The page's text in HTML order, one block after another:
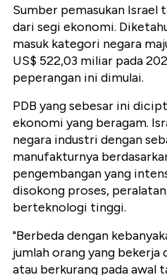
Sumber pemasukan Israel
dari segi ekonomi.
masuk kategori negara
US$ 522,03 miliar pada
peperangan ini dimulai.
PDB yang sebesar ini
ekonomi yang beragam.
negara industri dengan
manufakturnya
pengembangan yang
disokong proses,
berteknologi tinggi.
"Berbeda dengan
jumlah orang yang
atau berkurang pada awal